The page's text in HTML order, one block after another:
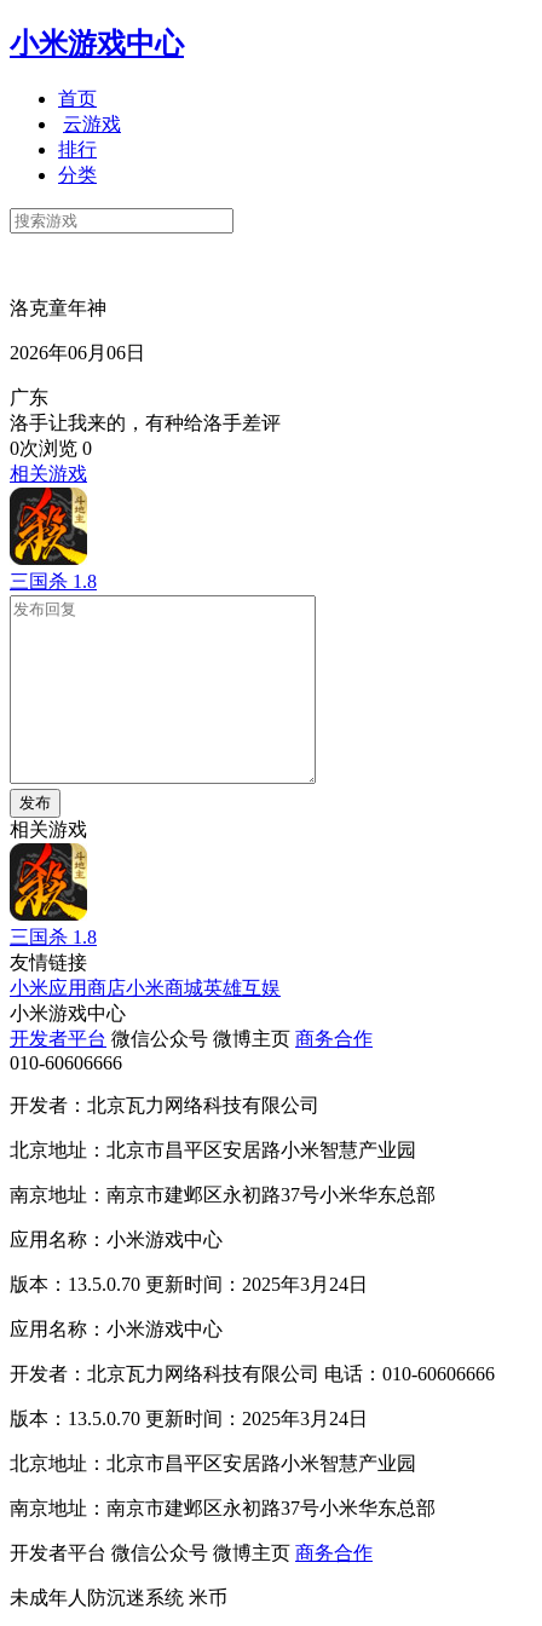
小米游戏中心
首页
云游戏
排行
分类
洛克童年神
2026年06月06日
广东
洛手让我来的，有种给洛手差评
0次浏览 0
相关游戏
三国杀 1.8
发布
相关游戏
三国杀 1.8
友情链接
小米应用商店小米商城英雄互娱
小米游戏中心
开发者平台 微信公众号 微博主页 商务合作
010-60606666
开发者：北京瓦力网络科技有限公司
北京地址：北京市昌平区安居路小米智慧产业园
南京地址：南京市建邺区永初路37号小米华东总部
应用名称：小米游戏中心
版本：13.5.0.70 更新时间：2025年3月24日
应用名称：小米游戏中心
开发者：北京瓦力网络科技有限公司 电话：010-60606666
版本：13.5.0.70 更新时间：2025年3月24日
北京地址：北京市昌平区安居路小米智慧产业园
南京地址：南京市建邺区永初路37号小米华东总部
开发者平台 微信公众号 微博主页 商务合作
未成年人防沉迷系统 米币